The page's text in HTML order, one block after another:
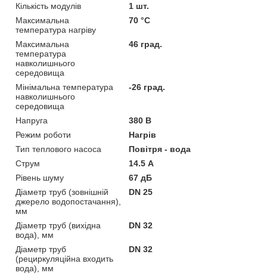
Кількість модулів
1 шт.
Максимальна
температура нагріву
70 °С
Максимальна
температура
навколишнього
середовища
46 град.
Мінімальна температура
навколишнього
середовища
-26 град.
Напруга
380 В
Режим роботи
Нагрів
Тип теплового насоса
Повітря - вода
Струм
14.5 А
Рівень шуму
67 дБ
Діаметр труб (зовнішній
джерело водопостачання),
мм
DN 25
Діаметр труб (вихідна
вода), мм
DN 32
Діаметр труб
(рециркуляційна входить
вода), мм
DN 32